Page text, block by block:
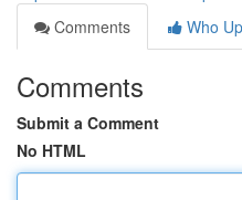
Comments
Who
Comments
Submit a Comment
No HTML